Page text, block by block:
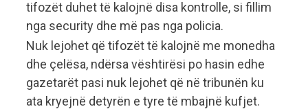
tifozët duhet të kalojnë disa kontrolle, si fillim
nga security dhe më pas nga policia.
Nuk lejohet që tifozët të kalojnë me monedha
dhe çelësa, ndërsa vështirësi po hasin edhe
gazetarët pasi nuk lejohet që në tribunën ku
ata kryejnë detyrën e tyre të mbajnë kufjet.